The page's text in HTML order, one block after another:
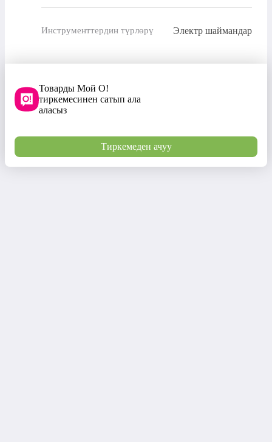
Инструменттердин түрлөрү Электр шаймандар
Товарды Мой О!
тиркемесинен сатып ала
аласыз
Тиркемеден ачуу